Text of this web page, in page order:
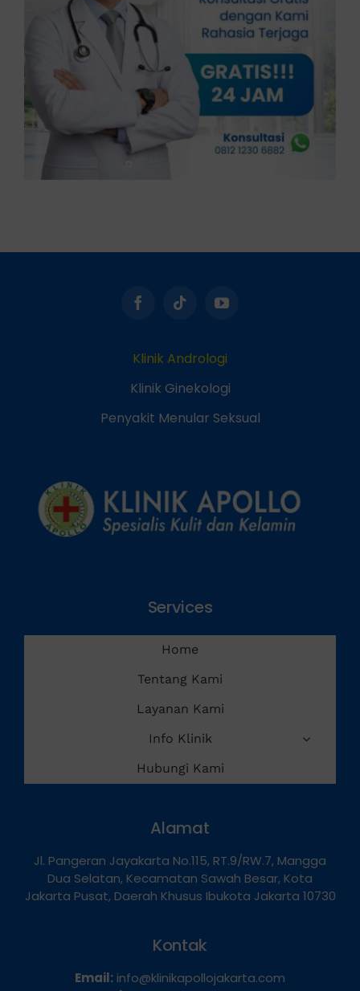
Klinik Andrologi
Klinik Ginekologi
Penyakit Menular Seksual
Services
Home
Tentang Kami
Layanan Kami
Info Klinik
Hubungi Kami
Alamat
Jl. Pangeran Jayakarta No.115, RT.9/RW.7, Mangga
Dua Selatan, Kecamatan Sawah Besar, Kota
Jakarta Pusat, Daerah Khusus Ibukota Jakarta 10730
Kontak
Email: info@klinikapollojakarta.com